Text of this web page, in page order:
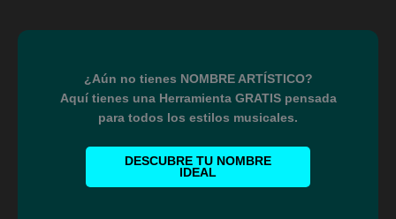
¿Aún no tienes NOMBRE ARTÍSTICO?
Aquí tienes una Herramienta GRATIS pensada
para todos los estilos musicales.
DESCUBRE TU NOMBRE
IDEAL